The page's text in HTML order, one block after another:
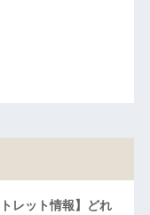
レット情報】どれ